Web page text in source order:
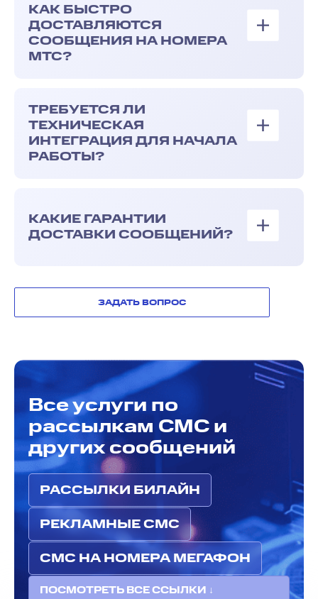
КАК БЫСТРО
ДОСТАВЛЯЮТСЯ
СООБЩЕНИЯ НА НОМЕРА
МТС?
ТРЕБУЕТСЯ ЛИ
ТЕХНИЧЕСКАЯ
ИНТЕГРАЦИЯ ДЛЯ НАЧАЛА
РАБОТЫ?
КАКИЕ ГАРАНТИИ
ДОСТАВКИ СООБЩЕНИЙ?
ЗАДАТЬ ВОПРОС
Все услуги по
рассылкам СМС и
других сообщений
РАССЫЛКИ БИЛАЙН
РЕКЛАМНЫЕ СМС
СМС НА НОМЕРА МЕГАФОН
ПОСМОТРЕТЬ ВСЕ ССЫЛКИ ↓